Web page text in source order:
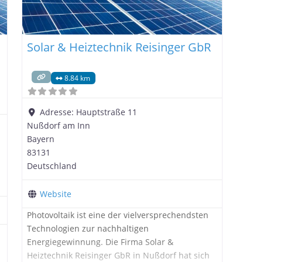
Solar & Heiztechnik Reisinger GbR
8.84 km
Adresse: Hauptstraße 11
Nußdorf am Inn
Bayern
83131
Deutschland
Website
Photovoltaik ist eine der vielversprechendsten
Technologien zur nachhaltigen
Energiegewinnung. Die Firma Solar &
Heiztechnik Reisinger GbR in Nußdorf hat sich